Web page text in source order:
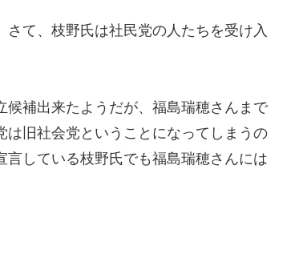
て、枝野氏は社民党の人たちを受け入
補出来たようだが、福島瑞穂さんまで
旧社会党ということになってしまうの
している枝野氏でも福島瑞穂さんには